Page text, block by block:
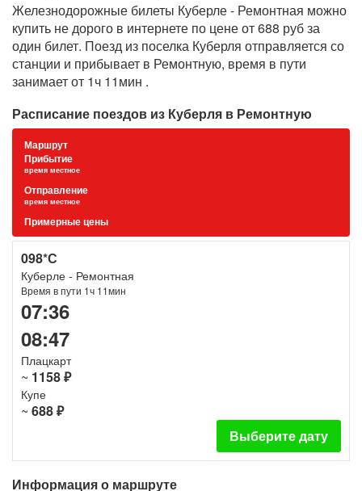
Железнодорожные билеты Куберле - Ремонтная можно
купить не дорого в интернете по цене от 688 руб за
один билет. Поезд из поселка Куберля отправляется со
станции и прибывает в Ремонтную, время в пути
занимает от 1ч 11мин .
Расписание поездов из Куберля в Ремонтную
Маршрут
Прибытие
время местное
Отправление
время местное
Примерные цены
098*С
Куберле - Ремонтная
Время в пути 1ч 11мин
07:36
08:47
Плацкарт
~ 1158 ₽
Купе
~ 688 ₽
Выберите дату
Информация о маршруте